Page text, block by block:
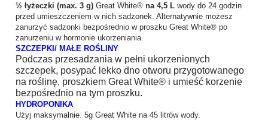
½ łyżeczki (max. 3 g) Great White® na 4,5 L wody do 24 godzin
przed umieszczeniem w nich sadzonek. Alternatywnie możesz
zanurzyć sadzonki bezpośrednio w proszku Great White® po
zanurzeniu w hormonie ukorzeniania.
SZCZEPKI/ MAŁE ROŚLINY
Podczas przesadzania w pełni ukorzenionych
szczepek, posypać lekko dno otworu przygotowanego
na roślinę, proszkiem Great White® i umieść korzenie
bezpośrednio na tym proszku.
HYDROPONIKA
Użyj maksymalnie. 5g Great White na 45 litrów wody.